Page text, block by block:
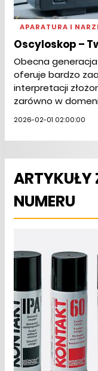
APARATURA I
Oscyloskop –
Obecna
oferuje bardzo
interpretacji
zarówno w
2026-02-01 02:00:00
ARTYKUŁY
NUMERU